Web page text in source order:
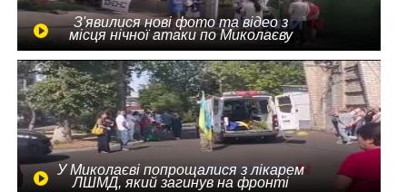
З'явилися нові фото та відео з
місця нічної атаки по Миколаєву
У Миколаєві попрощалися з лікарем
ЛШМД, який загинув на фронті